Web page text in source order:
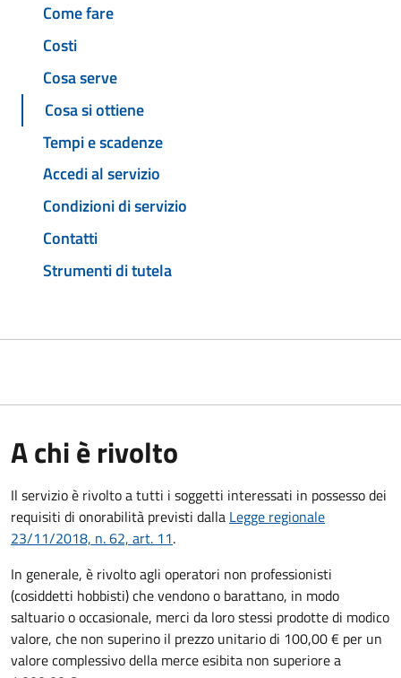
Come fare
Costi
Cosa serve
Cosa si ottiene
Tempi e scadenze
Accedi al servizio
Condizioni di servizio
Contatti
Strumenti di tutela
A chi è rivolto
Il servizio è rivolto a tutti i soggetti interessati in possesso dei
requisiti di onorabilità previsti dalla Legge regionale
23/11/2018, n. 62, art. 11.
In generale, è rivolto agli operatori non professionisti
(cosiddetti hobbisti) che vendono o barattano, in modo
saltuario o occasionale, merci da loro stessi prodotte di modico
valore, che non superino il prezzo unitario di 100,00 € per un
valore complessivo della merce esibita non superiore a